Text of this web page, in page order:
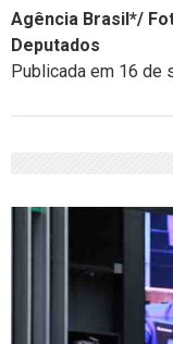
Agência Brasil*/
Deputados
Publicada em 16 de